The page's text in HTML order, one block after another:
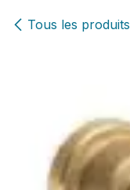
Tous les produits